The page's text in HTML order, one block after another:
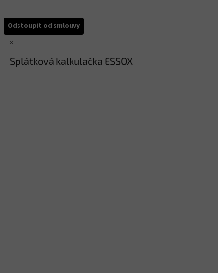
Odstoupit od smlouvy
×
Splátková kalkulačka ESSOX